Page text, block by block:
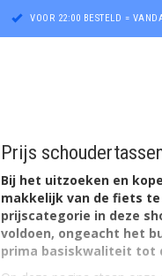
VOOR 22:00 BESTELD =
Prijs
Bij het uitzoeken en
makkelijk van de fiets te
prijscategorie in deze
voldoen, ongeacht het
prima basiskwaliteit tot